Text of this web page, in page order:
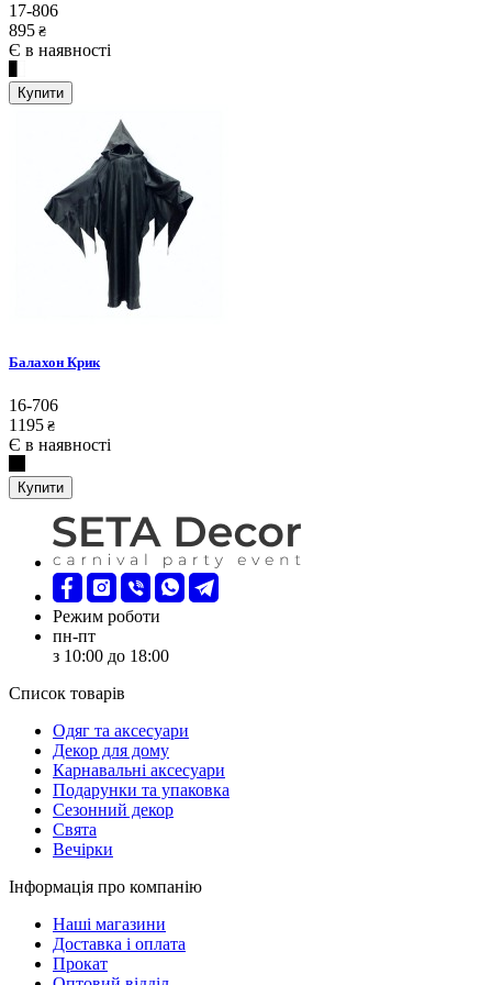
17-806
895 ₴
Є в наявності
Купити
Балахон Крик
16-706
1195 ₴
Є в наявності
Купити
Режим роботи
пн-пт
з 10:00 до 18:00
Список товарів
Oдяг та аксесуари
Декор для дому
Карнавальні аксесуари
Подарунки та упаковка
Сезонний декор
Свята
Вечірки
Інформація про компанію
Наші магазини
Доставка і оплата
Прокат